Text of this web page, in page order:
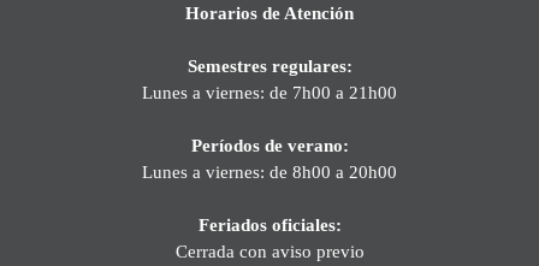
Horarios de Atención
Semestres regulares:
Lunes a viernes: de 7h00 a 21h00
Períodos de verano:
Lunes a viernes: de 8h00 a 20h00
Feriados oficiales:
Cerrada con aviso previo